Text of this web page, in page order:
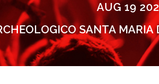
AUG 19
SANTA